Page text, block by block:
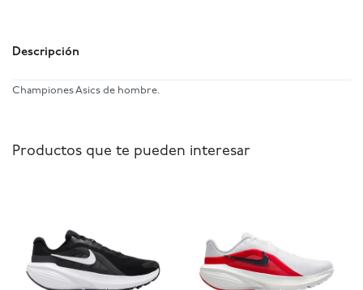
Descripción
Championes Asics de hombre.
Productos que te pueden interesar